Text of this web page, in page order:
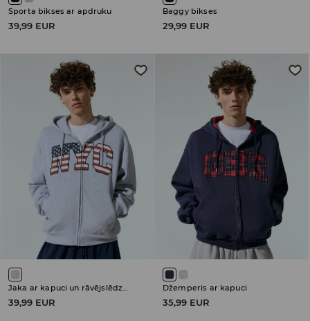
Sporta bikses ar apdruku
39,99 EUR
Baggy bikses
29,99 EUR
39,99 EUR
Džemperis ar kapuci
35,99 EUR